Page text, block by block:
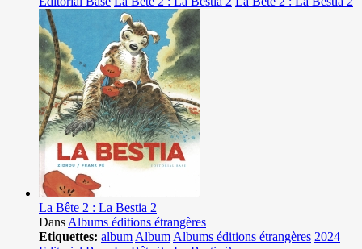
La Bête 2 : La Bestia 2
Dans Albums éditions étrangères
Etiquettes: album Album Albums éditions étrangères 2024